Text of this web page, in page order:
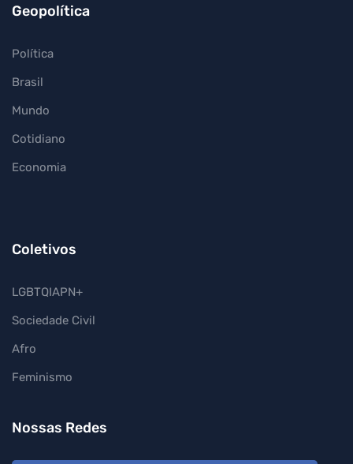
Geopolítica
Política
Brasil
Mundo
Cotidiano
Economia
Coletivos
LGBTQIAPN+
Sociedade Civil
Afro
Feminismo
Nossas Redes